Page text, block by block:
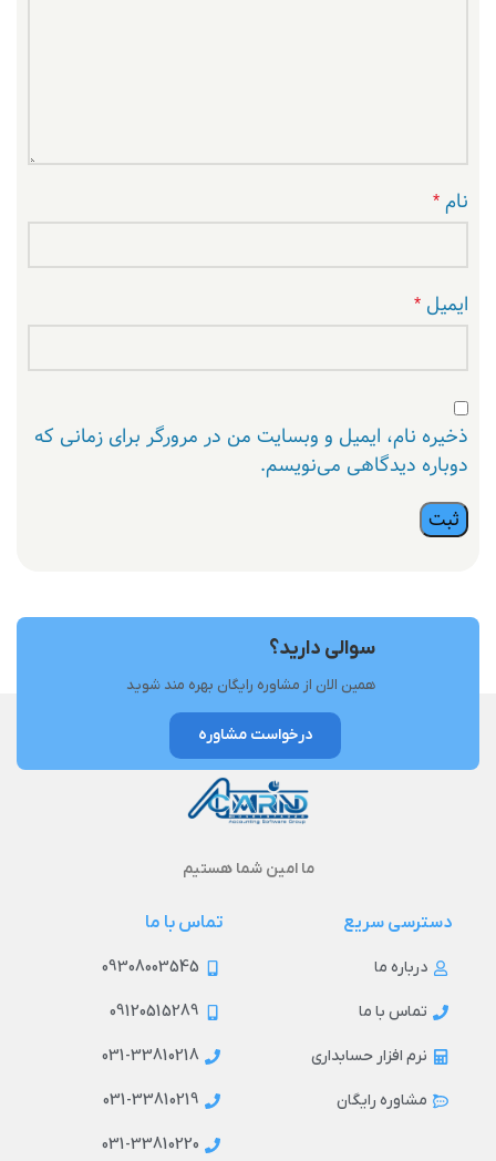
نام*
ایمیل *
ذخیره نام، ایمیل و وبسایت من در مرورگر برای زمانی که
دوباره دیدگاهی می‌نویسم.
سوالی دارید؟
همین الان از مشاوره رایگان بهره مند شوید
درخواست مشاوره
ما امین شما هستیم
دسترسی سریع
درباره ما
تماس با ما
نرم افزار حسابداری
مشاوره رایگان
تماس با ما
09308003545
09120515289
031-33810218
031-33810219
031-33810220